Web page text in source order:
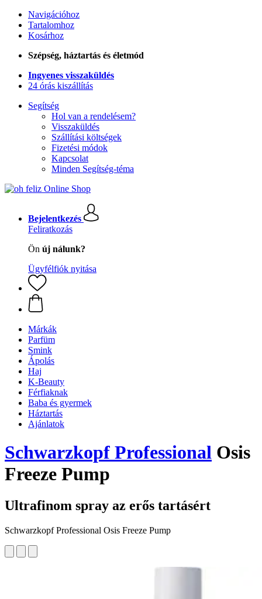
Navigációhoz
Tartalomhoz
Kosárhoz
Szépség, háztartás és életmód
Ingyenes visszaküldés
24 órás kiszállítás
Segítség
Hol van a rendelésem?
Visszaküldés
Szállítási költségek
Fizetési módok
Kapcsolat
Minden Segítség-téma
Bejelentkezés
Feliratkozás
Ön új nálunk?
Ügyfélfiók nyitása
Márkák
Parfüm
Smink
Ápolás
Haj
K-Beauty
Férfiaknak
Baba és gyermek
Háztartás
Ajánlatok
Schwarzkopf Professional Osis
Freeze Pump
Ultrafinom spray az erős tartásért
Schwarzkopf Professional Osis Freeze Pump